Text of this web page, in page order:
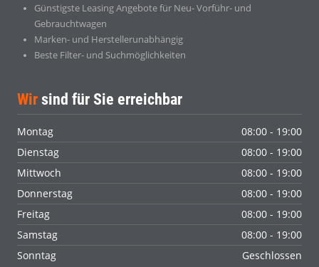
Günstigste Leasing Angebote für Neu- Vorführ- und
Gebrauchtwagen
Marken- und Herstellerunabhängig
Beste Filter- und Suchmöglichkeiten
Wir sind für Sie erreichbar
Montag
08:00 - 19:00
Dienstag
08:00 - 19:00
Mittwoch
08:00 - 19:00
Donnerstag
08:00 - 19:00
Freitag
08:00 - 19:00
Samstag
08:00 - 19:00
Sonntag
Geschlossen